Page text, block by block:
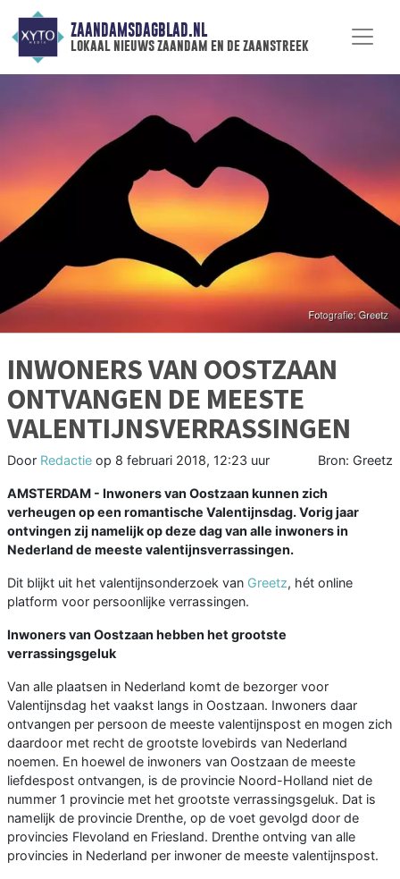
ZAANDAMSDAGBLAD.NL
lokaal nieuws zaandam en de zaanstreek
INWONERS VAN OOSTZAAN
ONTVANGEN DE MEESTE
VALENTIJNSVERRASSINGEN
Door Redactie op 8 februari 2018, 12:23 uur Bron: Greetz
AMSTERDAM - Inwoners van Oostzaan kunnen zich
verheugen op een romantische Valentijnsdag. Vorig jaar
ontvingen zij namelijk op deze dag van alle inwoners in
Nederland de meeste valentijnsverrassingen.
Dit blijkt uit het valentijnsonderzoek van Greetz, hét online
platform voor persoonlijke verrassingen.
Inwoners van Oostzaan hebben het grootste
verrassingsgeluk
Van alle plaatsen in Nederland komt de bezorger voor
Valentijnsdag het vaakst langs in Oostzaan. Inwoners daar
ontvangen per persoon de meeste valentijnspost en mogen zich
daardoor met recht de grootste lovebirds van Nederland
noemen. En hoewel de inwoners van Oostzaan de meeste
liefdespost ontvangen, is de provincie Noord-Holland niet de
nummer 1 provincie met het grootste verrassingsgeluk. Dat is
namelijk de provincie Drenthe, op de voet gevolgd door de
provincies Flevoland en Friesland. Drenthe ontving van alle
provincies in Nederland per inwoner de meeste valentijnspost.